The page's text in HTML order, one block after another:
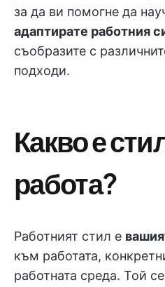
за да ви помогне да
адаптирате работния
съобразите с
подходи.
Какво е
работа?
Работният стил е
към работата,
работната среда. Той